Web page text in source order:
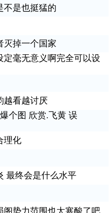
不是也挺猛的
灭掉一个国家
定毫无意义啊完全可以设
越看越讨厌
个图 欣赏.飞黄 误
理化
最终会是什么水平
阁势力范围也太寒酸了吧